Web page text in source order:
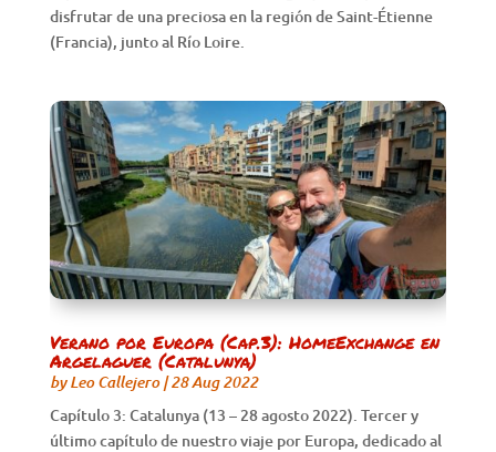
disfrutar de una preciosa en la región de Saint-Étienne
(Francia), junto al Río Loire.
Verano por Europa (Cap.3): HomeExchange en
Argelaguer (Catalunya)
byLeo Callejero|28 Aug 2022
Capítulo 3: Catalunya (13 – 28 agosto 2022). Tercer y
último capítulo de nuestro viaje por Europa, dedicado al